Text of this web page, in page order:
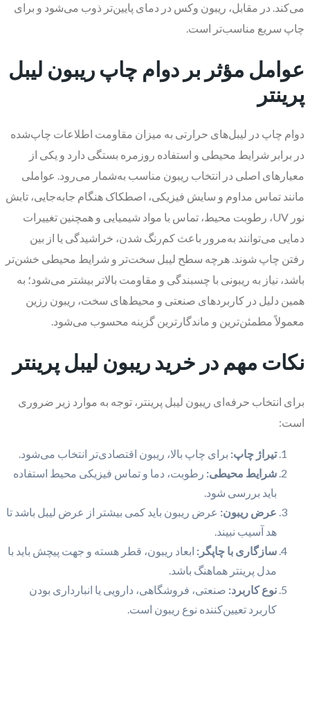
می‌کند. در مقابل، ریبون وکس در دمای پایین‌تر ذوب می‌شود و برای
چاپ سریع مناسب‌تر است.
عوامل مؤثر بر دوام چاپ ریبون لیبل
پرینتر
دوام چاپ در لیبل‌های حرارتی به میزان مقاومت اطلاعات چاپ‌شده
در برابر شرایط محیطی و استفاده روزمره بستگی دارد و یکی از
معیارهای اصلی در انتخاب ریبون مناسب به‌شمار می‌رود. عواملی
مانند تماس مداوم و سایش فیزیکی، اصطکاک هنگام جابه‌جایی، تابش
نور UV، رطوبت محیط، تماس با مواد شیمیایی و همچنین تغییرات
دمایی می‌توانند به‌مرور باعث کم‌رنگ شدن، خراشیدگی یا از بین
رفتن چاپ شوند. هرچه سطح لیبل سخت‌تر و شرایط محیطی خشن‌تر
باشد، نیاز به ریبونی با چسبندگی و مقاومت بالاتر بیشتر می‌شود؛ به
همین دلیل در کاربردهای صنعتی و محیط‌های سخت، ریبون رزین
معمولاً مطمئن‌ترین و ماندگارترین گزینه محسوب می‌شود.
نکات مهم در خرید ریبون لیبل پرینتر
برای انتخاب حرفه‌ای ریبون لیبل پرینتر، توجه به موارد زیر ضروری
است:
تیراژ چاپ: برای چاپ بالا، ریبون اقتصادی‌تر انتخاب می‌شود.
شرایط محیطی: رطوبت، دما و تماس فیزیکی محیط استفاده
باید بررسی شود.
عرض ریبون: عرض ریبون باید کمی بیشتر از عرض لیبل باشد تا
هد آسیب نبیند.
سازگاری با چاپگر: ابعاد ریبون، قطر هسته و جهت پیچش باید با
مدل پرینتر هماهنگ باشد.
نوع کاربرد: صنعتی، فروشگاهی، دارویی یا انبارداری بودن
کاربرد تعیین‌کننده نوع ریبون است.